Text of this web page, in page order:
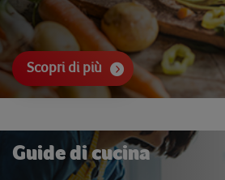
Scopri di più
Guide di cucina